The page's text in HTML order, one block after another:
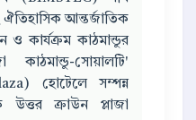
আন্তর্জাতিক
ও কার্যক্রম কাঠমান্ডুর
কাঠমান্ডু-সোয়ালটি'
হোটেলে সম্পন্ন
উত্তর ক্রাউন প্লাজা